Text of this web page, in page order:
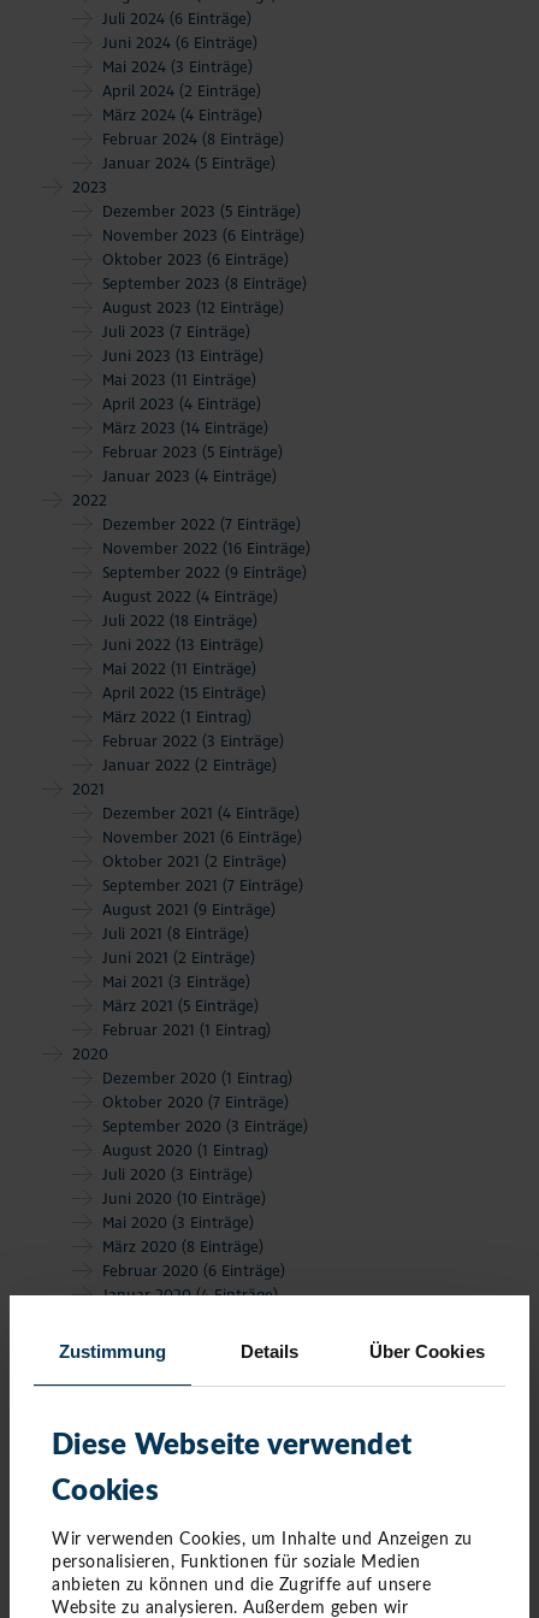
Zustimmung Details Über Cookies
Diese Webseite verwendet
Cookies
Wir verwenden Cookies, um Inhalte und Anzeigen zu
personalisieren, Funktionen für soziale Medien
anbieten zu können und die Zugriffe auf unsere
Website zu analysieren. Außerdem geben wir
Juli 2024 (6 Einträge)
Juni 2024 (6 Einträge)
Mai 2024 (3 Einträge)
April 2024 (2 Einträge)
März 2024 (4 Einträge)
Februar 2024 (8 Einträge)
Januar 2024 (5 Einträge)
2023
Dezember 2023 (5 Einträge)
November 2023 (6 Einträge)
Oktober 2023 (6 Einträge)
September 2023 (8 Einträge)
August 2023 (12 Einträge)
Juli 2023 (7 Einträge)
Juni 2023 (13 Einträge)
Mai 2023 (11 Einträge)
April 2023 (4 Einträge)
März 2023 (14 Einträge)
Februar 2023 (5 Einträge)
Januar 2023 (4 Einträge)
2022
Dezember 2022 (7 Einträge)
November 2022 (16 Einträge)
September 2022 (9 Einträge)
August 2022 (4 Einträge)
Juli 2022 (18 Einträge)
Juni 2022 (13 Einträge)
Mai 2022 (11 Einträge)
April 2022 (15 Einträge)
März 2022 (1 Eintrag)
Februar 2022 (3 Einträge)
Januar 2022 (2 Einträge)
2021
Dezember 2021 (4 Einträge)
November 2021 (6 Einträge)
Oktober 2021 (2 Einträge)
September 2021 (7 Einträge)
August 2021 (9 Einträge)
Juli 2021 (8 Einträge)
Juni 2021 (2 Einträge)
Mai 2021 (3 Einträge)
März 2021 (5 Einträge)
Februar 2021 (1 Eintrag)
2020
Dezember 2020 (1 Eintrag)
Oktober 2020 (7 Einträge)
September 2020 (3 Einträge)
August 2020 (1 Eintrag)
Juli 2020 (3 Einträge)
Juni 2020 (10 Einträge)
Mai 2020 (3 Einträge)
März 2020 (8 Einträge)
Februar 2020 (6 Einträge)
Januar 2020(4 Einträge)